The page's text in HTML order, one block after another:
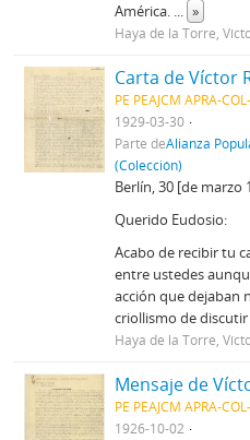
América. ... »
Haya de la Torre,
PE PEAJCM APRA-
1929-03-30
Parte deAlianza
(Colección)
Berlín, 30 [de marzo
Querido Eudosio:
Acabo de recibir tu
entre ustedes
acción que dejaban
criollismo de
Haya de la Torre,
PE PEAJCM APRA-
1926-10-02